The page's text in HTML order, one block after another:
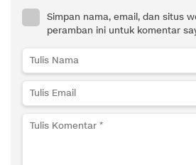
Simpan nama, email, dan situs
peramban ini untuk komentar